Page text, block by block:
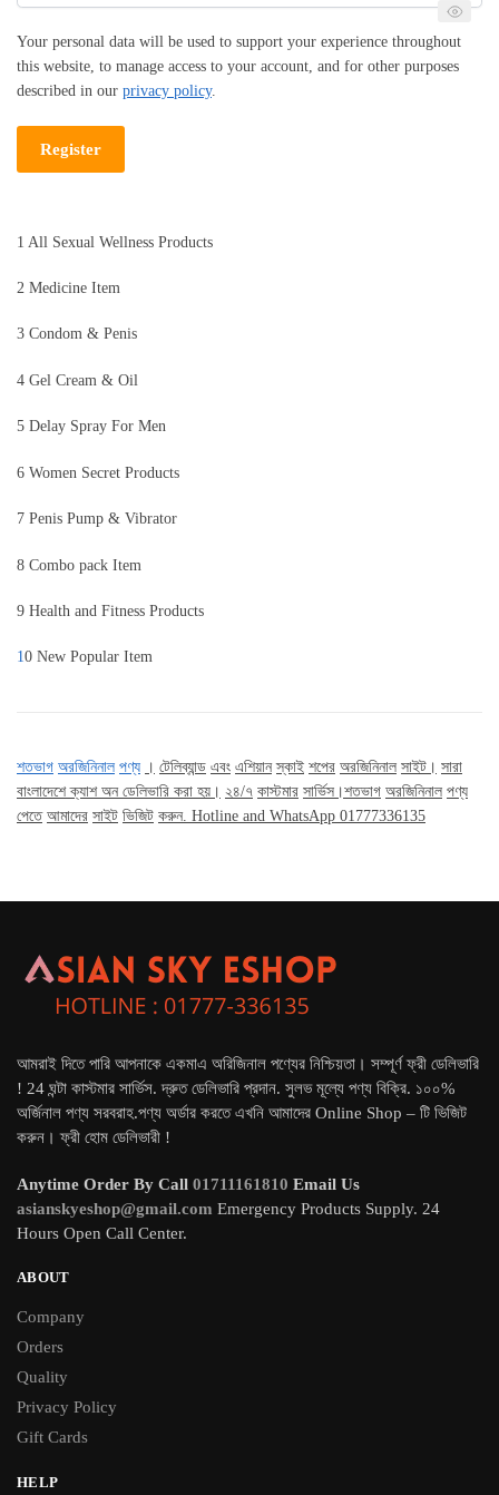
Your personal data will be used to support your experience throughout
this website, to manage access to your account, and for other purposes
described in our privacy policy.
Register
1 All Sexual Wellness Products
2 Medicine Item
3 Condom & Penis
4 Gel Cream & Oil
5 Delay Spray For Men
6 Women Secret Products
7 Penis Pump & Vibrator
8 Combo pack Item
9 Health and Fitness Products
10 New Popular Item
শতভাগ অরজিনিনাল পণ্য । টেলিব্যান্ড এবং এশিয়ান স্কাই শপের অরজিনিনাল সাইট। সারা
বাংলাদেশে ক্যাশ অন ডেলিভারি করা হয়। ২৪/৭ কাস্টমার সার্ভিস।শতভাগ অরজিনিনাল পণ্য
পেতে আমাদের সাইট ভিজিট করুন. Hotline and WhatsApp 01777336135
আমরাই দিতে পারি আপনাকে একমাএ অরিজিনাল পণ্যের নিশ্চিয়তা। সম্পূর্ণ ফ্রী ডেলিভারি
! 24 ঘন্টা কাস্টমার সার্ভিস. দ্রুত ডেলিভারি প্রদান. সুলভ মূল্যে পণ্য বিক্রি. ১০০%
অর্জিনাল পণ্য সরবরাহ.পণ্য অর্ডার করতে এখনি আমাদের Online Shop – টি ভিজিট
করুন। ফ্রী হোম ডেলিভারী !
Anytime Order By Call 01711161810 Email Us
asianskyeshop@gmail.com Emergency Products Supply. 24
Hours Open Call Center.
ABOUT
Company
Orders
Quality
Privacy Policy
Gift Cards
HELP